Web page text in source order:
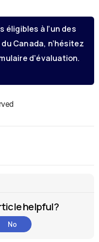
éligibles à l’un des
Canada, n’hésitez
d’évaluation.
helpful?
No